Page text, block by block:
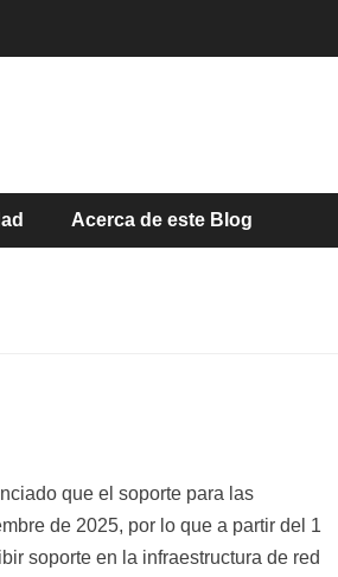
Acerca de este Blog
ASI
Avast
que el soporte para las
de 2025, por lo que a partir del 1
soporte en la infraestructura de red